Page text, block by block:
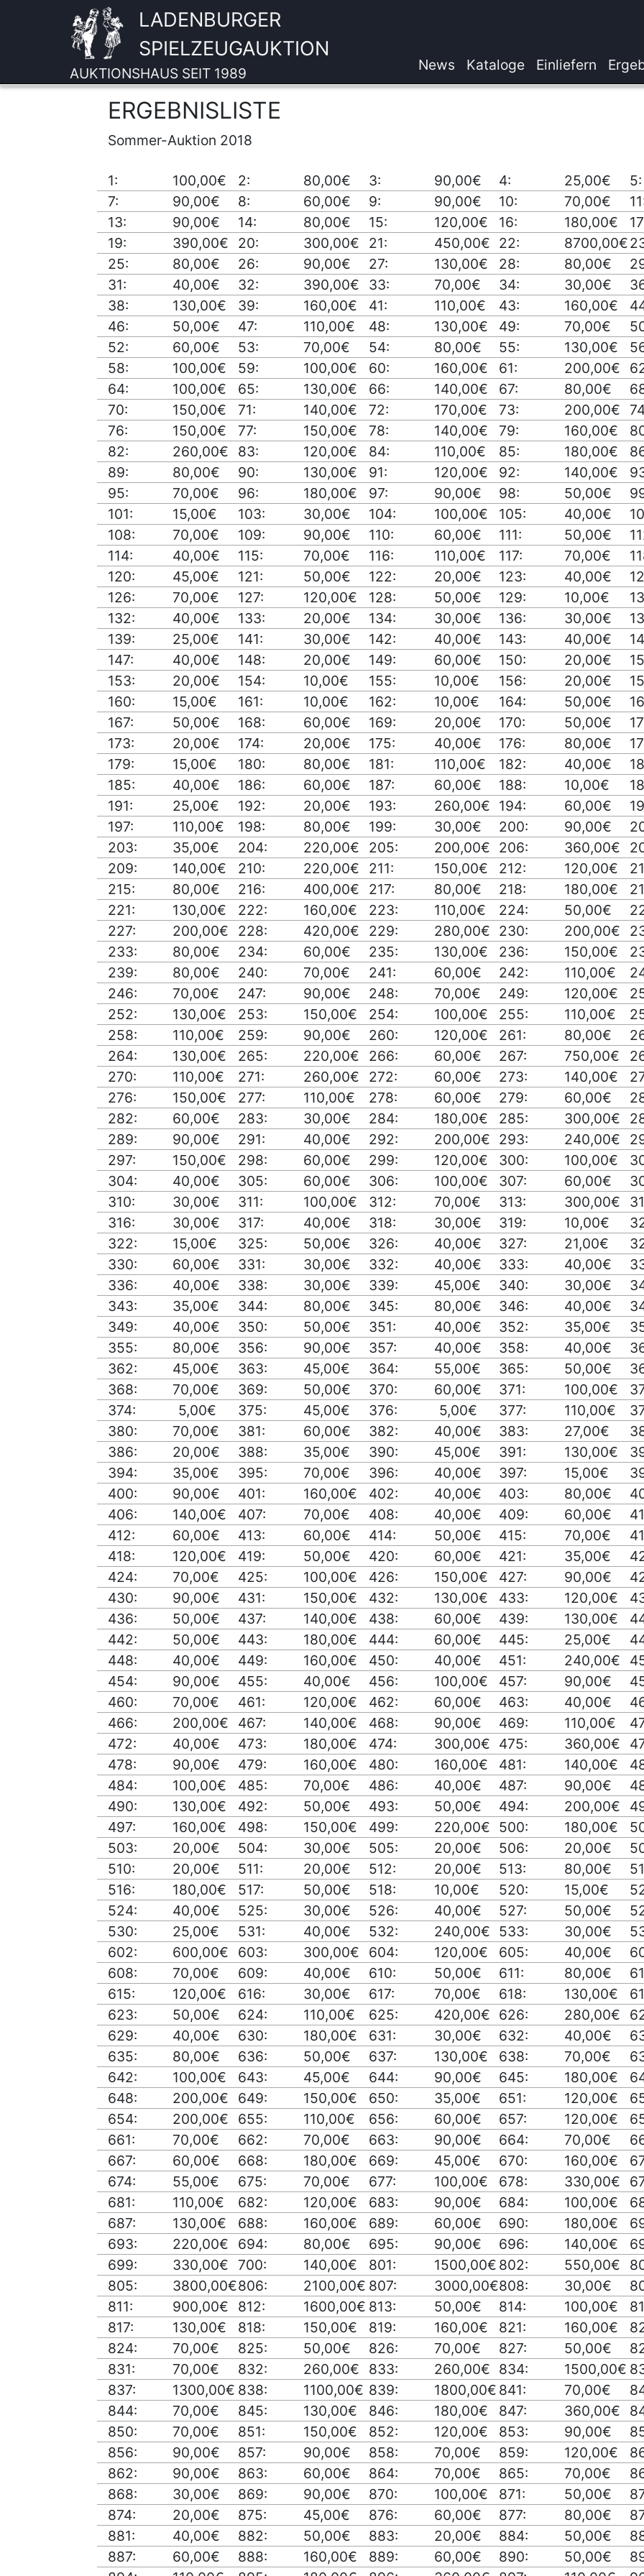
LADENBURGER
SPIELZEUGAUKTION
AUKTIONSHAUS SEIT 1989 News Kataloge Einliefern
ERGEBNISLISTE
Sommer-Auktion 2018
1: 100,00€ 2: 80,00€ 3: 90,00€ 4: 25,00€
5:
7:
90,00€ 8: 60,00€ 9: 90,00€ 10: 70,00€
13:
90,00€ 14: 80,00€ 15: 120,00€ 16: 180,00€
19:
390,00€ 20: 300,00€ 21: 450,00€ 22: 8700,00€
25:
80,00€ 26: 90,00€ 27: 130,00€ 28: 80,00€
31:
40,00€ 32: 390,00€ 33: 70,00€ 34: 30,00€
38:
130,00€ 39: 160,00€ 41: 110,00€ 43: 160,00€
46:
50,00€ 47: 110,00€ 48: 130,00€ 49: 70,00€
52:
60,00€ 53: 70,00€ 54: 80,00€ 55: 130,00€
58:
100,00€ 59: 100,00€ 60: 160,00€ 61: 200,00€
64:
100,00€ 65: 130,00€ 66: 140,00€ 67: 80,00€
70:
150,00€ 71: 140,00€ 72: 170,00€ 73: 200,00€
76:
150,00€ 77: 150,00€ 78: 140,00€ 79: 160,00€
82:
260,00€ 83: 120,00€ 84: 110,00€ 85: 180,00€
89:
80,00€ 90: 130,00€ 91: 120,00€ 92: 140,00€
95:
70,00€ 96: 180,00€ 97: 90,00€ 98: 50,00€
101:
15,00€ 103: 30,00€ 104: 100,00€ 105: 40,00€
108:
70,00€ 109: 90,00€ 110: 60,00€ 111: 50,00€
114:
40,00€ 115: 70,00€ 116: 110,00€ 117: 70,00€
120:
45,00€ 121: 50,00€ 122: 20,00€ 123: 40,00€
126:
70,00€ 127: 120,00€ 128: 50,00€ 129: 10,00€
132:
40,00€ 133: 20,00€ 134: 30,00€ 136: 30,00€
139:
25,00€ 141: 30,00€ 142: 40,00€ 143: 40,00€
147:
40,00€ 148: 20,00€ 149: 60,00€ 150: 20,00€
153:
20,00€ 154: 10,00€ 155: 10,00€ 156: 20,00€
160:
15,00€ 161: 10,00€ 162: 10,00€ 164: 50,00€
167:
50,00€ 168: 60,00€ 169: 20,00€ 170: 50,00€
173:
20,00€ 174: 20,00€ 175: 40,00€ 176: 80,00€
179:
15,00€ 180: 80,00€ 181: 110,00€ 182: 40,00€
185:
40,00€ 186: 60,00€ 187: 60,00€ 188: 10,00€
191:
25,00€ 192: 20,00€ 193: 260,00€ 194: 60,00€
197:
110,00€ 198: 80,00€ 199: 30,00€ 200: 90,00€
203:
35,00€ 204: 220,00€ 205: 200,00€ 206: 360,00€
209:
140,00€ 210: 220,00€ 211: 150,00€ 212: 120,00€
215:
80,00€ 216: 400,00€ 217: 80,00€ 218: 180,00€
221:
130,00€ 222: 160,00€ 223: 110,00€ 224: 50,00€
227:
200,00€ 228: 420,00€ 229: 280,00€ 230: 200,00€
233:
80,00€ 234: 60,00€ 235: 130,00€ 236: 150,00€
239:
80,00€ 240: 70,00€ 241: 60,00€ 242: 110,00€
246:
70,00€ 247: 90,00€ 248: 70,00€ 249: 120,00€
252:
130,00€ 253: 150,00€ 254: 100,00€ 255: 110,00€
258:
110,00€ 259: 90,00€ 260: 120,00€ 261: 80,00€
264:
130,00€ 265: 220,00€ 266: 60,00€ 267: 750,00€
270:
110,00€ 271: 260,00€ 272: 60,00€ 273: 140,00€
276:
150,00€ 277: 110,00€ 278: 60,00€ 279: 60,00€
282:
60,00€ 283: 30,00€ 284: 180,00€ 285: 300,00€
289:
90,00€ 291: 40,00€ 292: 200,00€ 293: 240,00€
297:
150,00€ 298: 60,00€ 299: 120,00€ 300: 100,00€
304:
40,00€ 305: 60,00€ 306: 100,00€ 307: 60,00€
310:
30,00€ 311: 100,00€ 312: 70,00€ 313: 300,00€
316:
30,00€ 317: 40,00€ 318: 30,00€ 319: 10,00€
322:
15,00€ 325: 50,00€ 326: 40,00€ 327: 21,00€
330:
60,00€ 331: 30,00€ 332: 40,00€ 333: 40,00€
336:
40,00€ 338: 30,00€ 339: 45,00€ 340: 30,00€
343:
35,00€ 344: 80,00€ 345: 80,00€ 346: 40,00€
349:
40,00€ 350: 50,00€ 351: 40,00€ 352: 35,00€
355:
80,00€ 356: 90,00€ 357: 40,00€ 358: 40,00€
362:
45,00€ 363: 45,00€ 364: 55,00€ 365: 50,00€
368:
70,00€ 369: 50,00€ 370: 60,00€ 371: 100,00€
374:
5,00€ 375: 45,00€ 376: 5,00€ 377: 110,00€
380:
70,00€ 381: 60,00€ 382: 40,00€ 383: 27,00€
386:
20,00€ 388: 35,00€ 390: 45,00€ 391: 130,00€
394:
35,00€ 395: 70,00€ 396: 40,00€ 397: 15,00€
400:
90,00€ 401: 160,00€ 402: 40,00€ 403: 80,00€
406:
140,00€ 407: 70,00€ 408: 40,00€ 409: 60,00€
412:
60,00€ 413: 60,00€ 414: 50,00€ 415: 70,00€
418:
120,00€ 419: 50,00€ 420: 60,00€ 421: 35,00€
424:
70,00€ 425: 100,00€ 426: 150,00€ 427: 90,00€
430:
90,00€ 431: 150,00€ 432: 130,00€ 433: 120,00€
436:
50,00€ 437: 140,00€ 438: 60,00€ 439: 130,00€
442:
50,00€ 443: 180,00€ 444: 60,00€ 445: 25,00€
448:
40,00€ 449: 160,00€ 450: 40,00€ 451: 240,00€
454:
90,00€ 455: 40,00€ 456: 100,00€ 457: 90,00€
460:
70,00€ 461: 120,00€ 462: 60,00€ 463: 40,00€
466:
200,00€ 467: 140,00€ 468: 90,00€ 469: 110,00€
472:
40,00€ 473: 180,00€ 474: 300,00€ 475: 360,00€
478:
90,00€ 479: 160,00€ 480: 160,00€ 481: 140,00€
484:
100,00€ 485: 70,00€ 486: 40,00€ 487: 90,00€
490:
130,00€ 492: 50,00€ 493: 50,00€ 494: 200,00€
497:
160,00€ 498: 150,00€ 499: 220,00€ 500: 180,00€
503:
20,00€ 504: 30,00€ 505: 20,00€ 506: 20,00€
510:
20,00€ 511: 20,00€ 512: 20,00€ 513: 80,00€
516:
180,00€ 517: 50,00€ 518: 10,00€ 520: 15,00€
524:
40,00€ 525: 30,00€ 526: 40,00€ 527: 50,00€
530:
25,00€ 531: 40,00€ 532: 240,00€ 533: 30,00€
602:
600,00€ 603: 300,00€ 604: 120,00€ 605: 40,00€
608:
70,00€ 609: 40,00€ 610: 50,00€ 611: 80,00€
615:
120,00€ 616: 30,00€ 617: 70,00€ 618: 130,00€
623:
50,00€ 624: 110,00€ 625: 420,00€ 626: 280,00€
629:
40,00€ 630: 180,00€ 631: 30,00€ 632: 40,00€
635:
80,00€ 636: 50,00€ 637: 130,00€ 638: 70,00€
642:
100,00€ 643: 45,00€ 644: 90,00€ 645: 180,00€
648:
200,00€ 649: 150,00€ 650: 35,00€ 651: 120,00€
654:
200,00€ 655: 110,00€ 656: 60,00€ 657: 120,00€
661:
70,00€ 662: 70,00€ 663: 90,00€ 664: 70,00€
667:
60,00€ 668: 180,00€ 669: 45,00€ 670: 160,00€
674:
55,00€ 675: 70,00€ 677: 100,00€ 678: 330,00€
681:
110,00€ 682: 120,00€ 683: 90,00€ 684: 100,00€
687:
130,00€ 688: 160,00€ 689: 60,00€ 690: 180,00€
693:
220,00€ 694: 80,00€ 695: 90,00€ 696: 140,00€
699:
330,00€ 700: 140,00€ 801: 1500,00€ 802: 550,00€
805:
3800,00€806: 2100,00€ 807: 3000,00€808: 30,00€
811:
900,00€ 812: 1600,00€ 813: 50,00€ 814: 100,00€
817:
130,00€ 818: 150,00€ 819: 160,00€ 821: 160,00€
824:
70,00€ 825: 50,00€ 826: 70,00€ 827: 50,00€
831:
70,00€ 832: 260,00€ 833: 260,00€ 834: 1500,00€
837:
1300,00€ 838: 1100,00€ 839: 1800,00€ 841: 70,00€
844:
70,00€ 845: 130,00€ 846: 180,00€ 847: 360,00€
850:
70,00€ 851: 150,00€ 852: 120,00€ 853: 90,00€
856:
90,00€ 857: 90,00€ 858: 70,00€ 859: 120,00€
862:
90,00€ 863: 60,00€ 864: 70,00€ 865: 70,00€
868:
30,00€ 869: 90,00€ 870: 100,00€ 871: 50,00€
874:
20,00€ 875: 45,00€ 876: 60,00€ 877: 80,00€
881:
40,00€ 882: 50,00€ 883: 20,00€ 884: 50,00€
887:
60,00€ 888: 160,00€ 889: 60,00€ 890: 50,00€